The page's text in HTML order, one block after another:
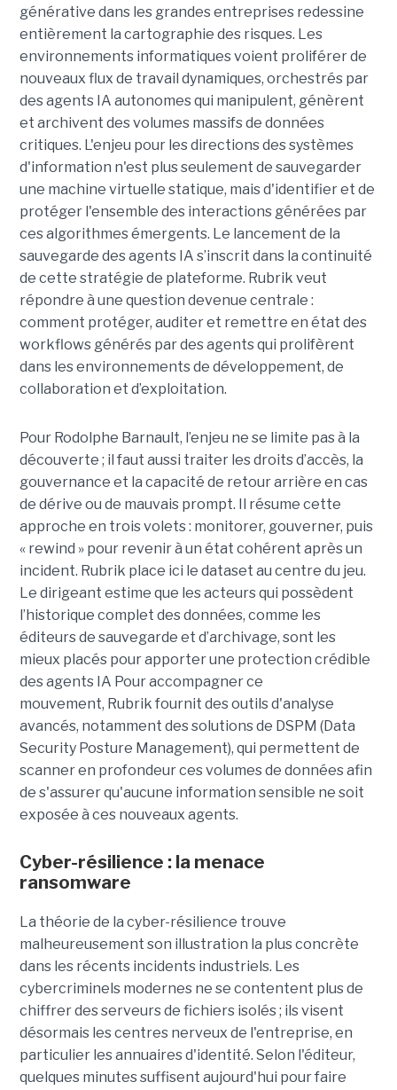
générative dans les grandes entreprises redessine
entièrement la cartographie des risques. Les
environnements informatiques voient proliférer de
nouveaux flux de travail dynamiques, orchestrés par
des agents IA autonomes qui manipulent, génèrent
et archivent des volumes massifs de données
critiques. L'enjeu pour les directions des systèmes
d'information n'est plus seulement de sauvegarder
une machine virtuelle statique, mais d'identifier et de
protéger l'ensemble des interactions générées par
ces algorithmes émergents. Le lancement de la
sauvegarde des agents IA s’inscrit dans la continuité
de cette stratégie de plateforme. Rubrik veut
répondre à une question devenue centrale :
comment protéger, auditer et remettre en état des
workflows générés par des agents qui prolifèrent
dans les environnements de développement, de
collaboration et d’exploitation.
Pour Rodolphe Barnault, l’enjeu ne se limite pas à la
découverte ; il faut aussi traiter les droits d’accès, la
gouvernance et la capacité de retour arrière en cas
de dérive ou de mauvais prompt. Il résume cette
approche en trois volets : monitorer, gouverner, puis
« rewind » pour revenir à un état cohérent après un
incident. Rubrik place ici le dataset au centre du jeu.
Le dirigeant estime que les acteurs qui possèdent
l’historique complet des données, comme les
éditeurs de sauvegarde et d’archivage, sont les
mieux placés pour apporter une protection crédible
des agents IA Pour accompagner ce
mouvement, Rubrik fournit des outils d'analyse
avancés, notamment des solutions de DSPM (Data
Security Posture Management), qui permettent de
scanner en profondeur ces volumes de données afin
de s'assurer qu'aucune information sensible ne soit
exposée à ces nouveaux agents.
Cyber-résilience : la menace
ransomware
La théorie de la cyber-résilience trouve
malheureusement son illustration la plus concrète
dans les récents incidents industriels. Les
cybercriminels modernes ne se contentent plus de
chiffrer des serveurs de fichiers isolés ; ils visent
désormais les centres nerveux de l'entreprise, en
particulier les annuaires d'identité. Selon l'éditeur,
quelques minutes suffisent aujourd'hui pour faire